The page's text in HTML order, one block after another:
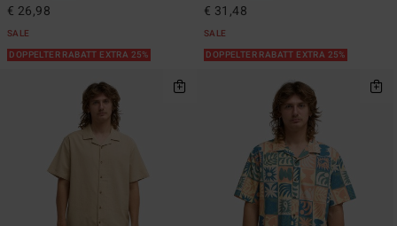
€ 26,98
SALE
DOPPELTER RABATT EXTRA 25%
€ 31,48
SALE
DOPPELTER RABATT EXTRA 25%